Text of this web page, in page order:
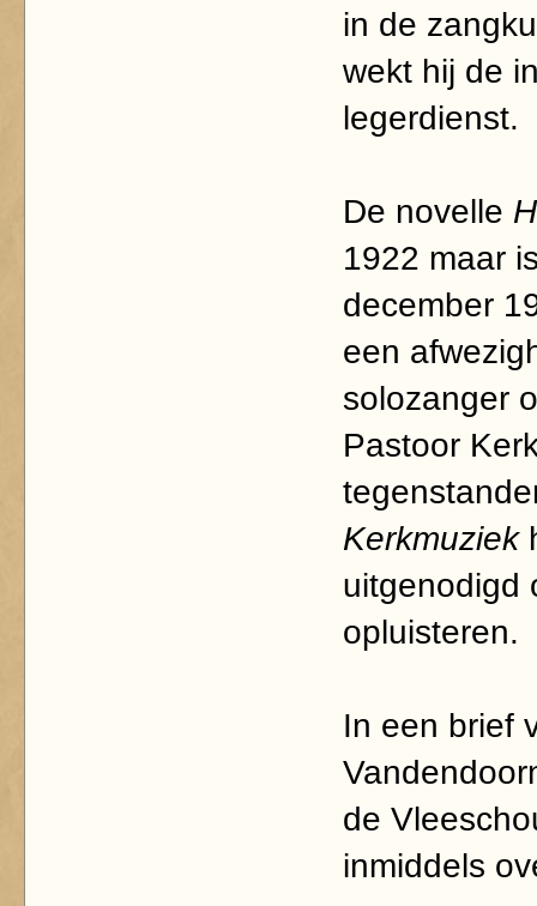
in de
wekt hij de
legerdienst.
De novelle
1922 maar
december
een
solozanger
Pastoor
Kerkmuziek
uitgenodigd
opluisteren.
In een brief
de
inmiddels